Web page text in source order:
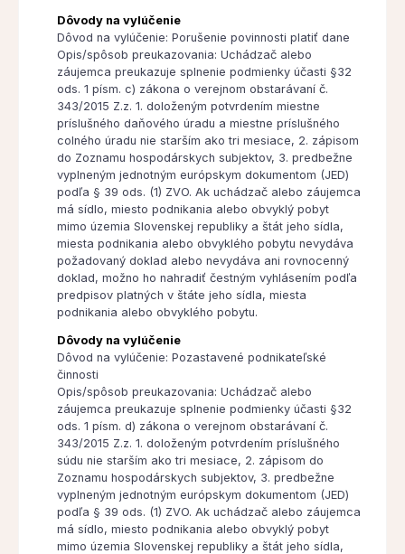
Dôvody na vylúčenie
Dôvod na vylúčenie: Porušenie povinnosti platiť dane
Opis/spôsob preukazovania: Uchádzač alebo
záujemca preukazuje splnenie podmienky účasti §32
ods. 1 písm. c) zákona o verejnom obstarávaní č.
343/2015 Z.z. 1. doloženým potvrdením miestne
príslušného daňového úradu a miestne príslušného
colného úradu nie starším ako tri mesiace, 2. zápisom
do Zoznamu hospodárskych subjektov, 3. predbežne
vyplneným jednotným európskym dokumentom (JED)
podľa § 39 ods. (1) ZVO. Ak uchádzač alebo záujemca
má sídlo, miesto podnikania alebo obvyklý pobyt
mimo územia Slovenskej republiky a štát jeho sídla,
miesta podnikania alebo obvyklého pobytu nevydáva
požadovaný doklad alebo nevydáva ani rovnocenný
doklad, možno ho nahradiť čestným vyhlásením podľa
predpisov platných v štáte jeho sídla, miesta
podnikania alebo obvyklého pobytu.
Dôvody na vylúčenie
Dôvod na vylúčenie: Pozastavené podnikateľské
činnosti
Opis/spôsob preukazovania: Uchádzač alebo
záujemca preukazuje splnenie podmienky účasti §32
ods. 1 písm. d) zákona o verejnom obstarávaní č.
343/2015 Z.z. 1. doloženým potvrdením príslušného
súdu nie starším ako tri mesiace, 2. zápisom do
Zoznamu hospodárskych subjektov, 3. predbežne
vyplneným jednotným európskym dokumentom (JED)
podľa § 39 ods. (1) ZVO. Ak uchádzač alebo záujemca
má sídlo, miesto podnikania alebo obvyklý pobyt
mimo územia Slovenskej republiky a štát jeho sídla,